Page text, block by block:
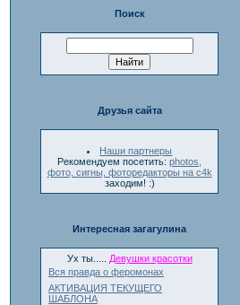
Поиск
Друзья сайта
Наши партнеры
Рекомендуем посетить: photos,
фото, сигны, фоторедакторы на c4k
заходим! :)
Интересная загагулина
Ух ты.....
Девушки красотки
Вся правда о феромонах
АКТИВАЦИЯ ТЕКУЩЕГО
ШАБЛОНА